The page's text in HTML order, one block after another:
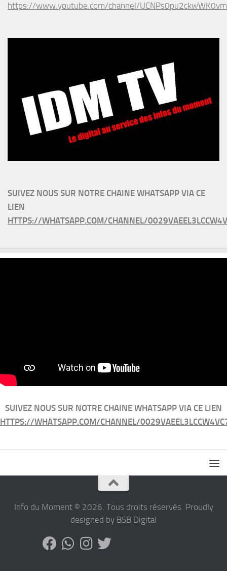
https://www.youtube.com/channel/
SUIVEZ NOUS SUR NOTRE CHAINE WHATSAPP VIA CE
LIEN
HTTPS://WHATSAPP.COM/CHANNEL/
SUIVEZ NOUS SUR NOTRE CHAINE WHATSAPP VIA CE LIEN
HTTPS://WHATSAPP.COM/CHANNEL/
Info du Moment © 2026. Tous droits réservés. Proudly
designed by BSB Digital